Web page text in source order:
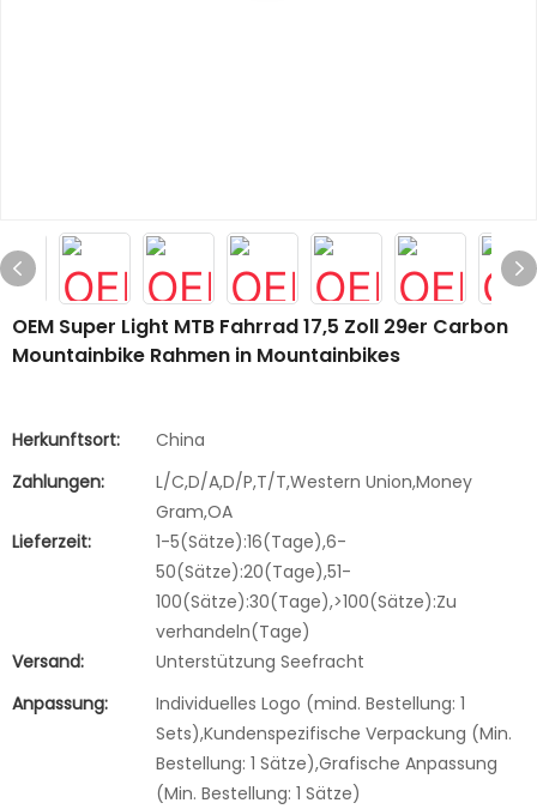
OEM Super Light MTB Fahrrad 17,5 Zoll 29er Carbon
Mountainbike Rahmen in Mountainbikes
Herkunftsort:
China
Zahlungen:
L/C,D/A,D/P,T/T,Western Union,Money
Gram,OA
Lieferzeit:
1-5(Sätze):16(Tage),6-
50(Sätze):20(Tage),51-
100(Sätze):30(Tage),>100(Sätze):Zu
verhandeln(Tage)
Versand:
Unterstützung Seefracht
Anpassung:
Individuelles Logo (mind. Bestellung: 1
Sets),Kundenspezifische Verpackung (Min.
Bestellung: 1 Sätze),Grafische Anpassung
(Min. Bestellung: 1 Sätze)